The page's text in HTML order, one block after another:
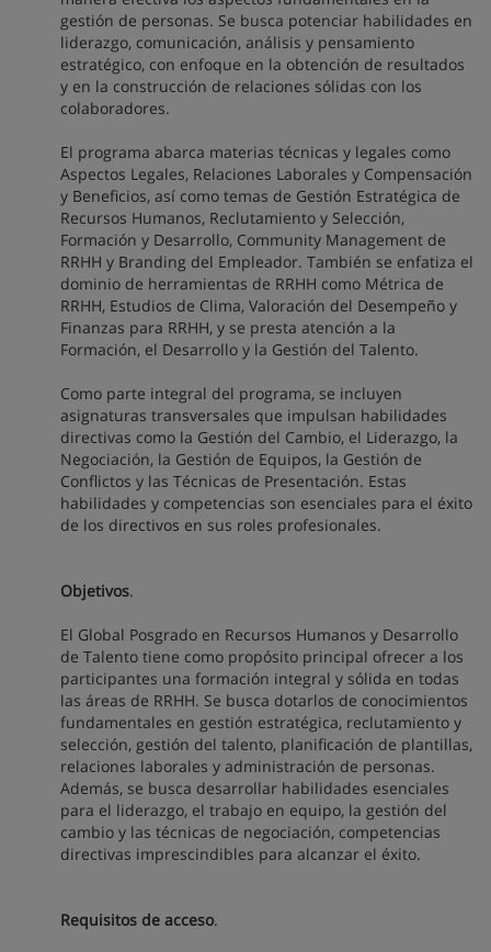
gestión de personas. Se busca potenciar habilidades en
liderazgo, comunicación, análisis y pensamiento
estratégico, con enfoque en la obtención de resultados
y en la construcción de relaciones sólidas con los
colaboradores.
El programa abarca materias técnicas y legales como
Aspectos Legales, Relaciones Laborales y Compensación
y Beneficios, así como temas de Gestión Estratégica de
Recursos Humanos, Reclutamiento y Selección,
Formación y Desarrollo, Community Management de
RRHH y Branding del Empleador. También se enfatiza el
dominio de herramientas de RRHH como Métrica de
RRHH, Estudios de Clima, Valoración del Desempeño y
Finanzas para RRHH, y se presta atención a la
Formación, el Desarrollo y la Gestión del Talento.
Como parte integral del programa, se incluyen
asignaturas transversales que impulsan habilidades
directivas como la Gestión del Cambio, el Liderazgo, la
Negociación, la Gestión de Equipos, la Gestión de
Conflictos y las Técnicas de Presentación. Estas
habilidades y competencias son esenciales para el éxito
de los directivos en sus roles profesionales.
Objetivos.
El Global Posgrado en Recursos Humanos y Desarrollo
de Talento tiene como propósito principal ofrecer a los
participantes una formación integral y sólida en todas
las áreas de RRHH. Se busca dotarlos de conocimientos
fundamentales en gestión estratégica, reclutamiento y
selección, gestión del talento, planificación de plantillas,
relaciones laborales y administración de personas.
Además, se busca desarrollar habilidades esenciales
para el liderazgo, el trabajo en equipo, la gestión del
cambio y las técnicas de negociación, competencias
directivas imprescindibles para alcanzar el éxito.
Requisitos de acceso.